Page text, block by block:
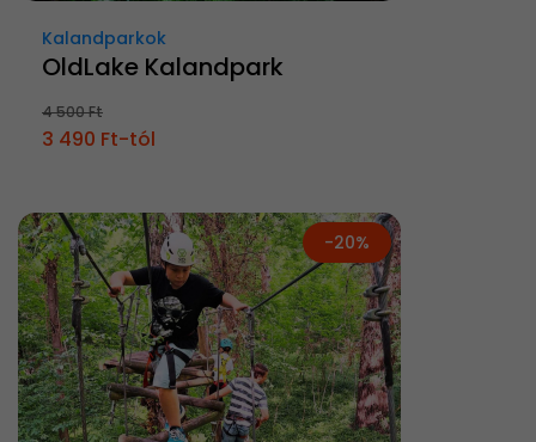
Kalandparkok
OldLake Kalandpark
4 500 Ft
3 490 Ft-tól
-20%